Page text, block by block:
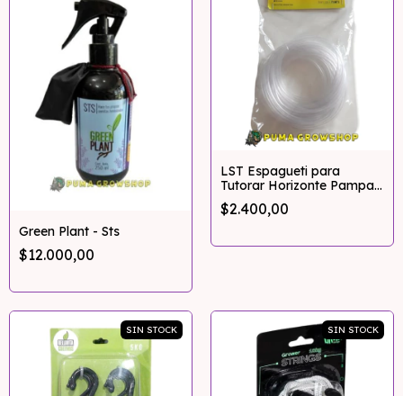
Green Plant - Sts
$12.000,00
LST Espagueti para
Tutorar Horizonte Pampa
10 Metros 3mm
$2.400,00
SIN STOCK SIN STOCK